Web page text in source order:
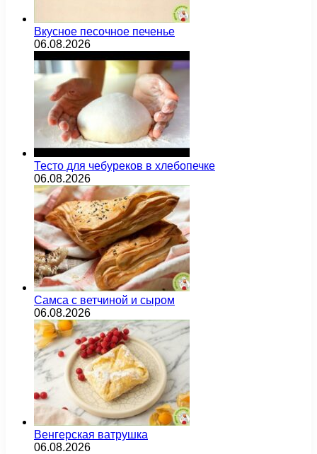
Вкусное песочное печенье
06.08.2026
Тесто для чебуреков в хлебопечке
06.08.2026
Самса с ветчиной и сыром
06.08.2026
Венгерская ватрушка
06.08.2026